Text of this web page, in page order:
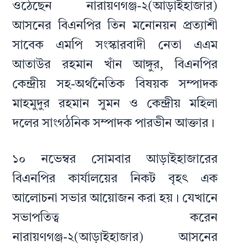
ওঠেছেন নারায়ণগঞ্জ-২(আড়াইহাজার)
আসনের বিএনপির তিন মনোনয়ন প্রত্যাশী
সাবেক এমপি সংস্কারবাদী নেতা এএম
আতাউর রহমান খাঁন আঙ্গুর, বিএনপির
কেন্দ্রীয় সহ-অর্থনৈতিক বিষয়ক সম্পাদক
মাহমুদুর রহমান সুমন ও কেন্দ্রীয় মহিলা
দলের সাংগঠনিক সম্পাদক পারভীন আক্তার।
১০ নভেম্বর সোমবার আড়াইহাজারের
বিএনপির কার্যালয়ের নিকট বৃহৎ এক
আলোচনা সভার আয়োজন করা হয়। যেখানে
সভাপতিত্ব করেন
নারায়ণগঞ্জ-২(আড়াইহাজার) আসনের